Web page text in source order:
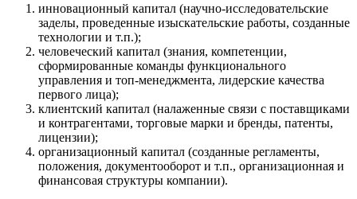
инновационный капитал (научно-исследовательские
заделы, проведенные изыскательские работы, созданные
технологии и т.п.);
человеческий капитал (знания, компетенции,
сформированные команды функционального
управления и топ-менеджмента, лидерские качества
первого лица);
клиентский капитал (налаженные связи с поставщиками
и контрагентами, торговые марки и бренды, патенты,
лицензии);
организационный капитал (созданные регламенты,
положения, документооборот и т.п., организационная и
финансовая структуры компании).